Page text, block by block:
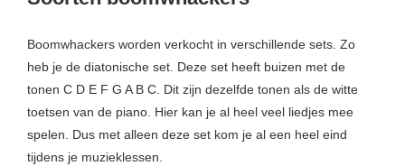
Boomwhackers worden verkocht in verschillende sets. Zo
heb je de diatonische set. Deze set heeft buizen met de
tonen C D E F G A B C. Dit zijn dezelfde tonen als de witte
toetsen van de piano. Hier kan je al heel veel liedjes mee
spelen. Dus met alleen deze set kom je al een heel eind
tijdens je muzieklessen.